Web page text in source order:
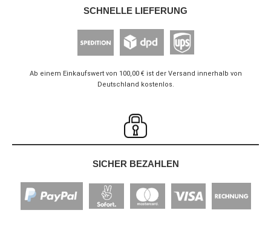
SCHNELLE LIEFERUNG
Ab einem Einkaufswert von 100,00 € ist der Versand innerhalb von
Deutschland kostenlos.
SICHER BEZAHLEN